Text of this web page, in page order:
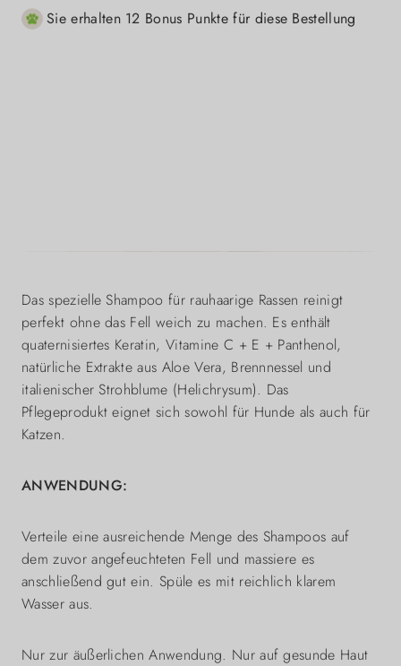
Sie erhalten 12 Bonus Punkte für diese Bestellung
Das spezielle Shampoo für rauhaarige Rassen reinigt
perfekt ohne das Fell weich zu machen. Es enthält
quaternisiertes Keratin, Vitamine C + E + Panthenol,
natürliche Extrakte aus Aloe Vera, Brennnessel und
italienischer Strohblume (Helichrysum). Das
Pflegeprodukt eignet sich sowohl für Hunde als auch für
Katzen.
ANWENDUNG:
Verteile eine ausreichende Menge des Shampoos auf
dem zuvor angefeuchteten Fell und massiere es
anschließend gut ein. Spüle es mit reichlich klarem
Wasser aus.
Nur zur äußerlichen Anwendung. Nur auf gesunde Haut